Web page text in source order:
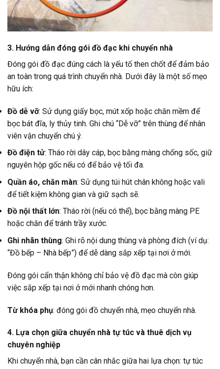
3. Hướng dẫn đóng gói đồ đạc khi chuyển nhà
Đóng gói đồ đạc đúng cách là yếu tố then chốt để đảm bảo
an toàn trong quá trình chuyển nhà. Dưới đây là một số mẹo
hữu ích:
Đồ dễ vỡ: Sử dụng giấy bọc, mút xốp hoặc chăn mềm để
bọc bát đĩa, ly thủy tinh. Ghi chú “Dễ vỡ” trên thùng để nhân
viên vận chuyển chú ý.
Đồ điện tử: Tháo rời dây cáp, bọc bằng màng chống sốc, giữ
nguyên hộp gốc nếu có để bảo vệ tối đa.
Quần áo, chăn màn: Sử dụng túi hút chân không hoặc vali
để tiết kiệm không gian và giữ sạch sẽ.
Đồ nội thất lớn: Tháo rời (nếu có thể), bọc bằng màng PE
hoặc chăn để tránh trầy xước.
Ghi nhãn thùng: Ghi rõ nội dung thùng và phòng đích (ví dụ:
“Đồ bếp – Nhà bếp”) để dễ dàng sắp xếp tại nơi ở mới.
Đóng gói cẩn thận không chỉ bảo vệ đồ đạc mà còn giúp
việc sắp xếp tại nơi ở mới nhanh chóng hơn.
Từ khóa phụ: đóng gói đồ chuyển nhà, mẹo chuyển nhà.
4. Lựa chọn giữa chuyển nhà tự túc và thuê dịch vụ
chuyên nghiệp
Khi chuyển nhà, bạn cần cân nhắc giữa hai lựa chọn: tự túc